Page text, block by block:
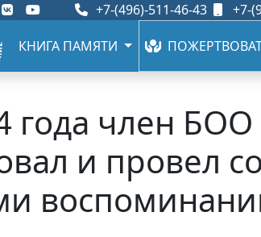
+7-(496)-511-46-43 +7-
КНИГА ПАМЯТИ
года член
и провел